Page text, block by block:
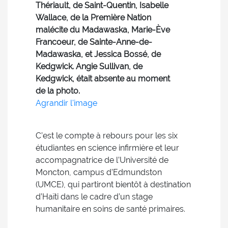
Thériault, de Saint-Quentin, Isabelle
Wallace, de la Première Nation
malécite du Madawaska, Marie-Ève
Francoeur, de Sainte-Anne-de-
Madawaska, et Jessica Bossé, de
Kedgwick. Angie Sullivan, de
Kedgwick, était absente au moment
de la photo.
Agrandir l'image
C’est le compte à rebours pour les six
étudiantes en science infirmière et leur
accompagnatrice de l’Université de
Moncton, campus d’Edmundston
(UMCE), qui partiront bientôt à destination
d’Haïti dans le cadre d’un stage
humanitaire en soins de santé primaires.